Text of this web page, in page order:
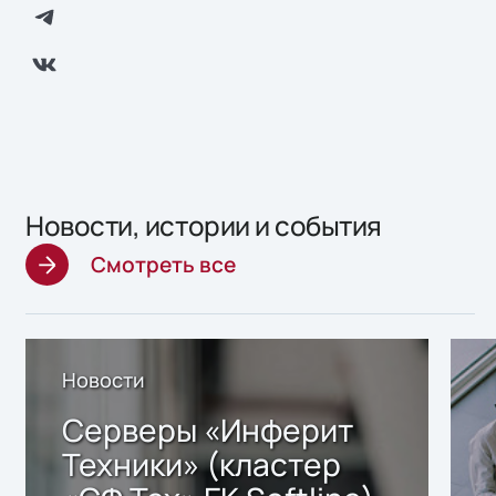
Новости, истории и события
Смотреть все
Новости
Серверы «Инферит
Техники» (кластер